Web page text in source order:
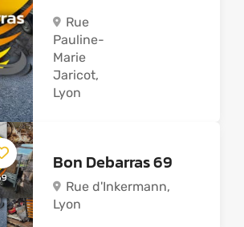
Rue
Pauline-
Marie
Jaricot,
Lyon
Bon Debarras 69
Rue d'Inkermann,
Lyon